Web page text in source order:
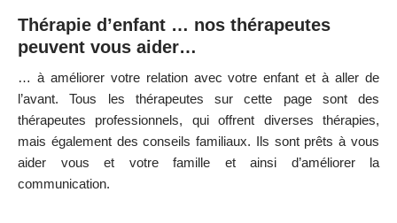
Thérapie d’enfant … nos thérapeutes
peuvent vous aider…
… à améliorer votre relation avec votre enfant et à aller de
l’avant. Tous les thérapeutes sur cette page sont des
thérapeutes professionnels, qui offrent diverses thérapies,
mais également des conseils familiaux. Ils sont prêts à vous
aider vous et votre famille et ainsi d’améliorer la
communication.